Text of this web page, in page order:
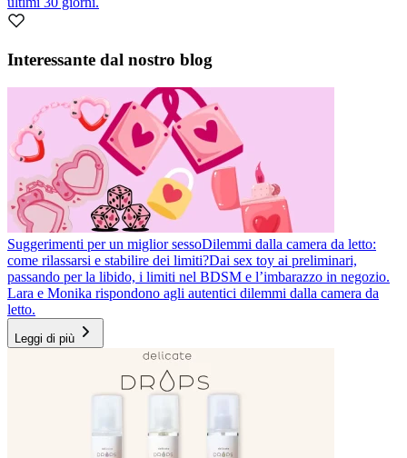
Interessante dal nostro blog
Suggerimenti per un miglior sessoDilemmi dalla camera da letto:
come rilassarsi e stabilire dei limiti?Dai sex toy ai preliminari,
passando per la libido, i limiti nel BDSM e l’imbarazzo in negozio.
Lara e Monika rispondono agli autentici dilemmi dalla camera da
letto.
Leggi di più